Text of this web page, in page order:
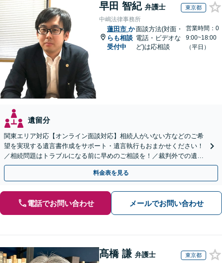
早田 智紀 弁護士 東京都
中嶋法律事務所
蓮田市 か
らも相談
受付中
面談方法(対面・
電話・ビデオな
ど)は応相談
営業時間：0
9:00~18:00
（平日）
遺留分
関東エリア対応【オンライン面談対応】相続人がいない方などのご希
望を実現する遺言書作成をサポート・遺言執行もおまかせください！
／相続問題はトラブルになる前に早めのご相談を！／裁判外での遺産
分割協議の経験多数【完全個室】
料金表を見る
電話でお問い合わせ メールでお問い合わせ
髙橋 謙 弁護士 東京都